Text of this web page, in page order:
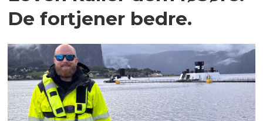
De fortjener bedre.